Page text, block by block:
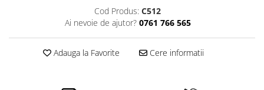
Cod Produs: C512
Ai nevoie de ajutor? 0761 766 565
Adauga la Favorite Cere informatii